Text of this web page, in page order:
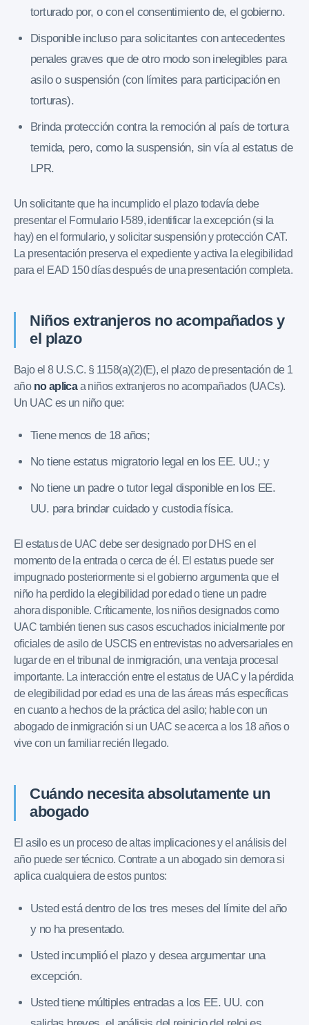
torturado por, o con el consentimiento de, el gobierno.
Disponible incluso para solicitantes con antecedentes
penales graves que de otro modo son inelegibles para
asilo o suspensión (con límites para participación en
torturas).
Brinda protección contra la remoción al país de tortura
temida, pero, como la suspensión, sin vía al estatus de
LPR.
Un solicitante que ha incumplido el plazo todavía debe
presentar el Formulario I-589, identificar la excepción (si la
hay) en el formulario, y solicitar suspensión y protección CAT.
La presentación preserva el expediente y activa la elegibilidad
para el EAD 150 días después de una presentación completa.
Niños extranjeros no acompañados y
el plazo
Bajo el 8 U.S.C. § 1158(a)(2)(E), el plazo de presentación de 1
año no aplicaa niños extranjeros no acompañados (UACs).
Un UAC es un niño que:
Tiene menos de 18 años;
No tiene estatus migratorio legal en los EE. UU.; y
No tiene un padre o tutor legal disponible en los EE.
UU. para brindar cuidado y custodia física.
El estatus de UAC debe ser designado por DHS en el
momento de la entrada o cerca de él. El estatus puede ser
impugnado posteriormente si el gobierno argumenta que el
niño ha perdido la elegibilidad por edad o tiene un padre
ahora disponible. Críticamente, los niños designados como
UAC también tienen sus casos escuchados inicialmente por
oficiales de asilo de USCIS en entrevistas no adversariales en
lugar de en el tribunal de inmigración, una ventaja procesal
importante. La interacción entre el estatus de UAC y la pérdida
de elegibilidad por edad es una de las áreas más específicas
en cuanto a hechos de la práctica del asilo; hable con un
abogado de inmigración si un UAC se acerca a los 18 años o
vive con un familiar recién llegado.
Cuándo necesita absolutamente un
abogado
El asilo es un proceso de altas implicaciones y el análisis del
año puede ser técnico. Contrate a un abogado sin demora si
aplica cualquiera de estos puntos:
Usted está dentro de los tres meses del límite del año
y no ha presentado.
Usted incumplió el plazo y desea argumentar una
excepción.
Usted tiene múltiples entradas a los EE. UU. con